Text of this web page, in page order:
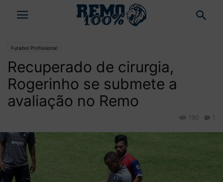
Futebol Profissional
Recuperado de cirurgia,
Rogerinho se submete a
avaliação no Remo
1
190